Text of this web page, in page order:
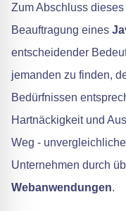
Zum Abschluss
Beauftragung eines
entscheidender
jemanden zu finden,
Bedürfnissen
Hartnäckigkeit und
Weg -
Unternehmen durch
Webanwendungen.